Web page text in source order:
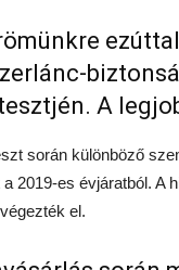
A
során különböző
a 2019-es évjáratból. A
el.